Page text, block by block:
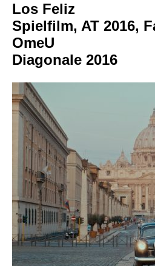
Los Feliz
Spielfilm, AT 2016,
OmeU
Diagonale 2016